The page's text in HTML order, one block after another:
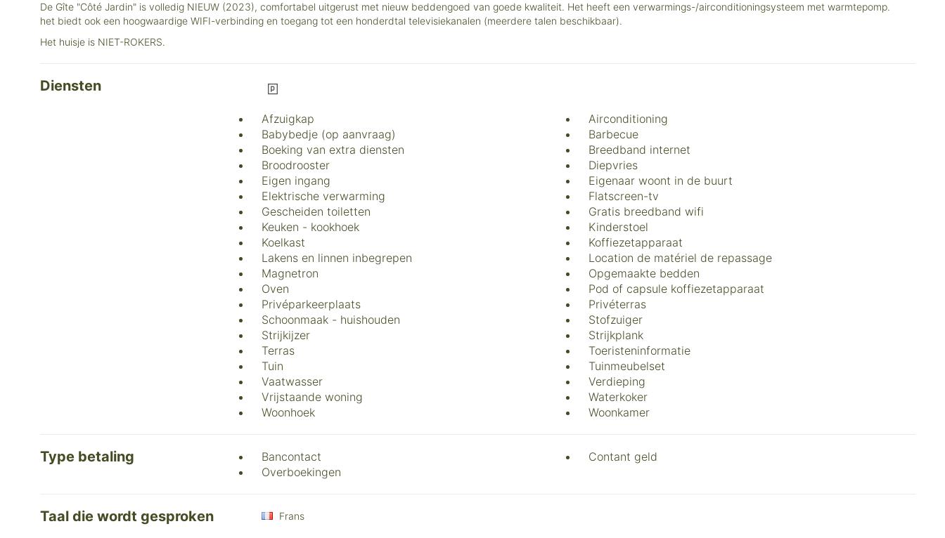
De Gîte "Côté Jardin" is volledig NIEUW (2023), comfortabel uitgerust met nieuw beddengoed van goede kwaliteit. Het heeft een verwarmings-/airconditioningsysteem met warmtepomp.
het biedt ook een hoogwaardige WIFI-verbinding en toegang tot een honderdtal televisiekanalen (meerdere talen beschikbaar).
Het huisje is NIET-ROKERS.
Diensten
Afzuigkap
Airconditioning
Babybedje (op aanvraag)
Barbecue
Boeking van extra diensten
Breedband internet
Broodrooster
Diepvries
Eigen ingang
Eigenaar woont in de buurt
Elektrische verwarming
Flatscreen-tv
Gescheiden toiletten
Gratis breedband wifi
Keuken - kookhoek
Kinderstoel
Koelkast
Koffiezetapparaat
Lakens en linnen inbegrepen
Location de matériel de repassage
Magnetron
Opgemaakte bedden
Oven
Pod of capsule koffiezetapparaat
Privéparkeerplaats
Privéterras
Schoonmaak - huishouden
Stofzuiger
Strijkijzer
Strijkplank
Terras
Toeristeninformatie
Tuin
Tuinmeubelset
Vaatwasser
Verdieping
Vrijstaande woning
Waterkoker
Woonhoek
Woonkamer
Type betaling Bancontact
Contant geld
Overboekingen
Taal die wordt gesproken Frans